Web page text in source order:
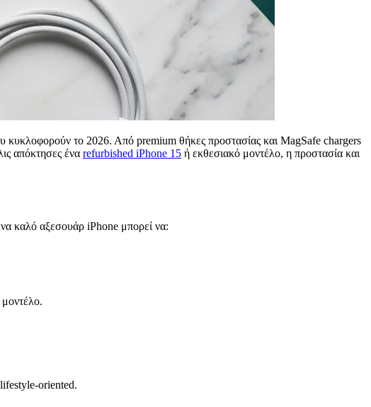
κυκλοφορούν το 2026. Από premium θήκες προστασίας και MagSafe chargers
απόκτησες ένα refurbished iPhone 15 ή εκθεσιακό μοντέλο, η προστασία και
καλό αξεσουάρ iPhone μπορεί να:
oriented.